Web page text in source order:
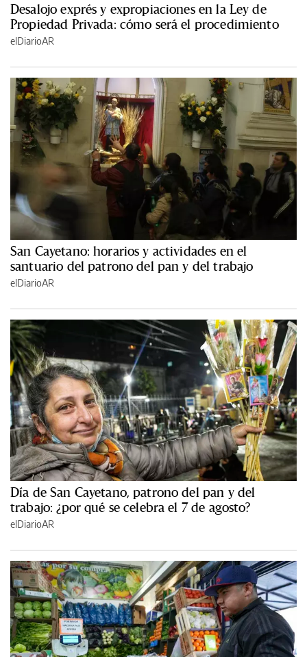
Desalojo exprés y expropiaciones en la Ley de
Propiedad Privada: cómo será el procedimiento
elDiarioAR
San Cayetano: horarios y actividades en el
santuario del patrono del pan y del trabajo
elDiarioAR
Día de San Cayetano, patrono del pan y del
trabajo: ¿por qué se celebra el 7 de agosto?
elDiarioAR